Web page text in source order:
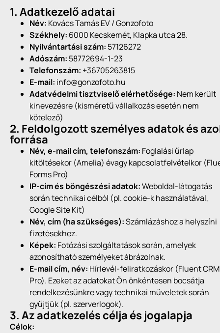
1. Adatkezelő adatai
Név: Kovács Tamás EV / Gonzofoto
Székhely: 6000 Kecskemét, Klapka utca 28.
Nyilvántartási szám: 57126272
Adószám: 58772694-1-23
Telefonszám: +36705263815
E-mail: info@gonzofoto.hu
Adatvédelmi tisztviselő elérhetősége: Nem került
kinevezésre (kisméretű vállalkozás esetén nem
kötelező)
2. Feldolgozott személyes adatok és
forrása
Név, e-mail cím, telefonszám: Foglalási űrlap
kitöltésekor (Amelia) évagy kapcsolatfelvételkor
Forms Pro)
IP-cím és böngészési adatok:Weboldal-látogatás
során technikai célból (pl. cookie-k használatával,
Google Site Kit)
Név, cím (ha szükséges):Számlázáshoz a helyszíni
fizetésekhez.
Képek: Fotózási szolgáltatások során, amelyek
azonosítható személyeket ábrázolnak.
E-mail cím, név: Hírlevél-feliratkozáskor (Fluent CRM
Pro). Ezeket az adatokat Ön önkéntesen bocsátja
rendelkezésünkre vagy technikai műveletek során
gyűjtjük (pl. szerverlogok).
3. Az adatkezelés célja és jogalapja
Célok: